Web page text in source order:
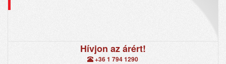
Hívjon az árért!
+36 1 794 1290